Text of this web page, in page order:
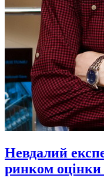
Невдалий
ринком оцінки